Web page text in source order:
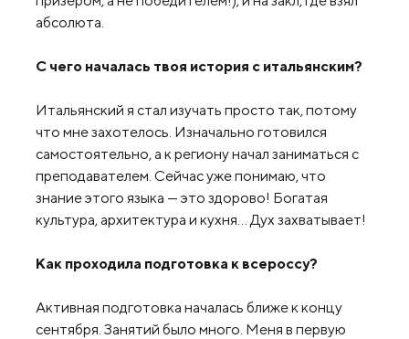
абсолюта.
С чего началась твоя история с итальянским?
Итальянский я стал изучать просто так, потому
что мне захотелось. Изначально готовился
самостоятельно, а к региону начал заниматься с
преподавателем. Сейчас уже понимаю, что
знание этого языка — это здорово! Богатая
культура, архитектура и кухня… Дух захватывает!
Как проходила подготовка к всероссу?
Активная подготовка началась ближе к концу
сентября. Занятий было много. Меня в первую